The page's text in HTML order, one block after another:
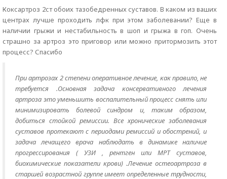
Коксартроз 2ст обоих тазобедренных суставов. В каком из ваших
центрах лучше проходить лфк при этом заболевании? Еще в
наличии грыжи и нестабильность в шоп и грыжа в гоп. Очень
страшно за артроз это приговор или можно притормозить этот
процесс? Спасибо
При артрозах 2 степени оперативное лечение, как правило, не
требуется .Основная задача консервативного лечения
артроза это уменьшить воспалительный процесс снять или
минимизировать болевой синдром и, таким образом,
добиться стойкой ремиссии. Все хронические заболевания
суставов протекают с периодами ремиссий и обострений, и
задача лечащего врача наблюдать в динамике наличие
прогрессирования ( УЗИ , рентген или МРТ суставов,
биохимические показатели крови) .Лечение остеоартроза в
старшей возрастной группе имеет определенные трудности,